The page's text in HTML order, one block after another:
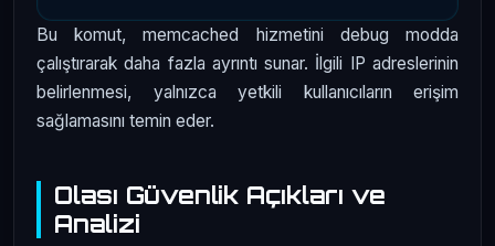
Bu komut, memcached hizmetini debug modda
çalıştırarak daha fazla ayrıntı sunar. İlgili IP adreslerinin
belirlenmesi, yalnızca yetkili kullanıcıların erişim
sağlamasını temin eder.
Olası Güvenlik Açıkları ve
Analizi